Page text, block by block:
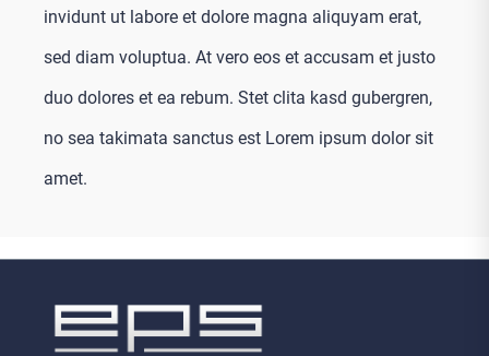
invidunt ut labore et dolore magna aliquyam erat,
sed diam voluptua. At vero eos et accusam et justo
duo dolores et ea rebum. Stet clita kasd gubergren,
no sea takimata sanctus est Lorem ipsum dolor sit
amet.